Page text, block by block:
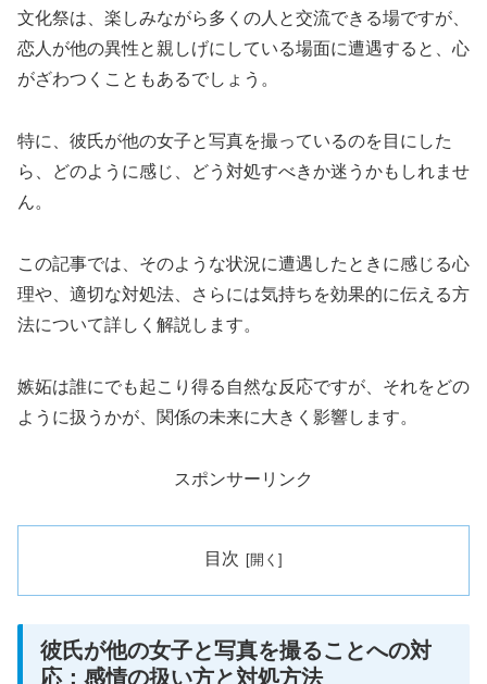
文化祭は、楽しみながら多くの人と交流できる場ですが、
恋人が他の異性と親しげにしている場面に遭遇すると、心
がざわつくこともあるでしょう。
特に、彼氏が他の女子と写真を撮っているのを目にした
ら、どのように感じ、どう対処すべきか迷うかもしれませ
ん。
この記事では、そのような状況に遭遇したときに感じる心
理や、適切な対処法、さらには気持ちを効果的に伝える方
法について詳しく解説します。
嫉妬は誰にでも起こり得る自然な反応ですが、それをどの
ように扱うかが、関係の未来に大きく影響します。
スポンサーリンク
目次
彼氏が他の女子と写真を撮ることへの対
応：感情の扱い方と対処方法